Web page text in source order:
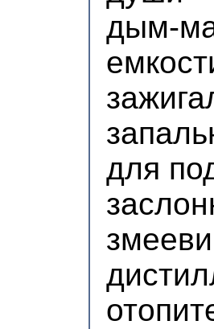
дым-
для